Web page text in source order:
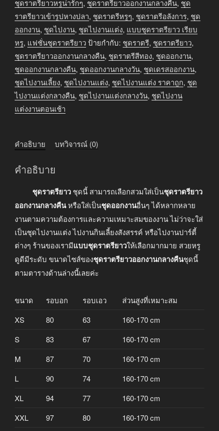
กลาง
คืน
สีน้ำเงิน
ชิ้น
ชุดราตรียาวหรูน่ารักๆ, ชุดราตรียาวออกงานกลางคืน, ชุด
ราตรียาวเข้ารูปหางปลา, ชุดราตรีหรูๆ, ชุดราตรีอลังการ, ชุด
ออกงาน, ชุดไปงาน, ชุดไปงานแต่ง, แบบชุดราตรียาว เรียบ
หรู, แฟชั่นชุดราตรียาวป้ายกำกับ: ชุดราตรี, ชุดราตรียาว,
ชุดราตรียาวออกงานกลางคืน, ชุดราตรีสีทอง, ชุดออกงาน,
ชุดออกงานกลางคืน, ชุดออกงานกลางวัน, ชุดเดรสออกงาน,
ชุดไปงานเลี้ยง, ชุดไปงานแต่ง, ชุดไปงานแต่ง ราคาถูก, ชุด
ไปงานแต่งกลางคืน, ชุดไปงานแต่งกลางวัน, ชุดไปงาน
แต่งงานตอนเช้า
คำอธิบาย บทวิจารณ์ (0)
คำอธิบาย
ชุดราตรียาว ชุดนี้ สามารถเลือกสวมใส่เป็นชุดราตรียาว
ออกงานกลางคืนหรือใส่เป็นชุดออกงานอื่นๆ ได้หลากหลาย
งานตามความต้องการและความเหมาะสมของงาน ไม่ว่าจะใส่
เป็นชุดไปงานแต่ง ไปงานกินเลี้ยงสังสรรค์ หรือไปงานปาร์ตี้
ต่างๆ ร้านของเรามีแบบชุดราตรียาวให้เลือกมากมาย สวยหรู
ดูดีมีระดับ ขนาดไซส์ของชุดราตรียาวออกงานกลางคืนชุดนี้
ตามตารางด้านล่างนี้เลยค่ะ
ขนาด รอบอก รอบเอว
ส่วนสูงที่เหมาะสม
XS
80 63
160-170 cm
S
83 67
160-170 cm
M
87 70
160-170 cm
L
90 74
160-170 cm
XL
94 77
160-170 cm
XXL
97 80
160-170 cm